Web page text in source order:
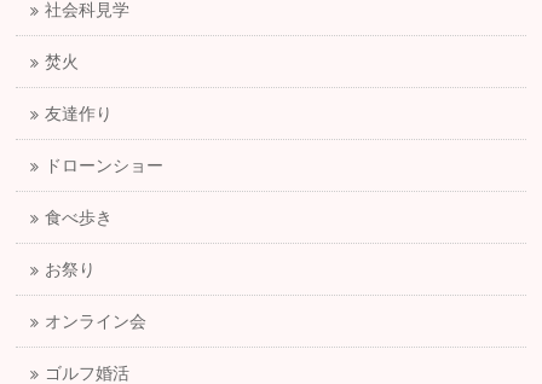
社会科見学
焚火
友達作り
ドローンショー
食べ歩き
お祭り
オンライン会
ゴルフ婚活